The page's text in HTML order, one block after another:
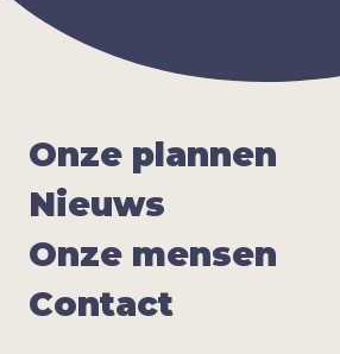
Onze plan­nen
Nieuws
Onze men­sen
Con­tact